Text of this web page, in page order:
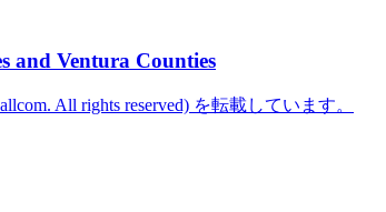
and Ventura Counties
All rights reserved) を転載しています。